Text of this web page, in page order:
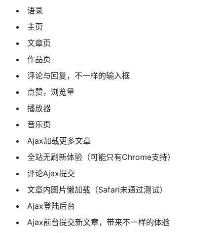
语录
主页
文章页
作品页
评论与回复，不一样的输入框
点赞，浏览量
播放器
音乐页
Ajax加载更多文章
全站无刷新体验（可能只有Chrome支持）
评论Ajax提交
文章内图片懒加载（Safari未通过测试）
Ajax登陆后台
Ajax前台提交新文章，带来不一样的体验